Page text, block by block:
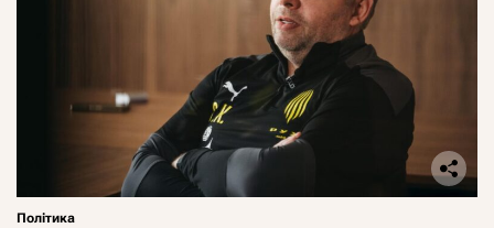
Політика